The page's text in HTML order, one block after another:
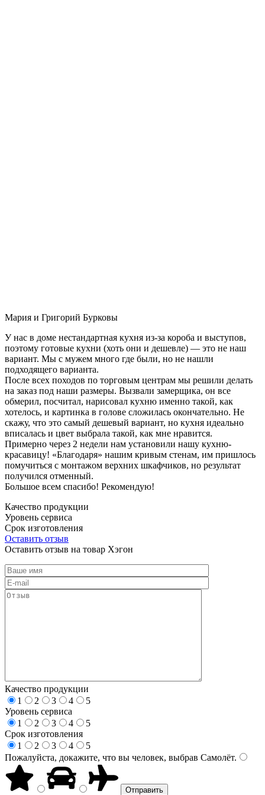
Мария и Григорий Бурковы
У нас в доме нестандартная кухня из-за короба и выступов,
поэтому готовые кухни (хоть они и дешевле) — это не наш
вариант. Мы с мужем много где были, но не нашли
подходящего варианта.
После всех походов по торговым центрам мы решили делать
на заказ под наши размеры. Вызвали замерщика, он все
обмерил, посчитал, нарисовал кухню именно такой, как
хотелось, и картинка в голове сложилась окончательно. Не
скажу, что это самый дешевый вариант, но кухня идеально
вписалась и цвет выбрала такой, как мне нравится.
Примерно через 2 недели нам установили нашу кухню-
красавицу! «Благодаря» нашим кривым стенам, им пришлось
помучиться с монтажом верхних шкафчиков, но результат
получился отменный.
Большое всем спасибо! Рекомендую!
Качество продукции
Уровень сервиса
Срок изготовления
Оставить отзыв
Оставить отзыв на товар Хэгон
Качество продукции
1
2 3 4
5
Уровень сервиса
1
2 3 4
5
Срок изготовления
1
2 3 4
5
Пожалуйста, докажите, что вы человек, выбрав Самолёт.